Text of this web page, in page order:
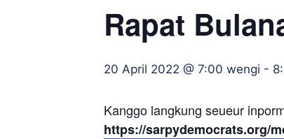
Rapat
20 April 2022 @ 7:00 wengi -
Kanggo langkung seueur
https://sarpydemocrats.org/